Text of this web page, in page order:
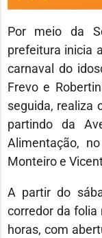
Por meio da
prefeitura inicia
carnaval do
Frevo e
seguida, realiza
partindo da
Alimentação,
Monteiro e
A partir do
corredor da folia
horas, com